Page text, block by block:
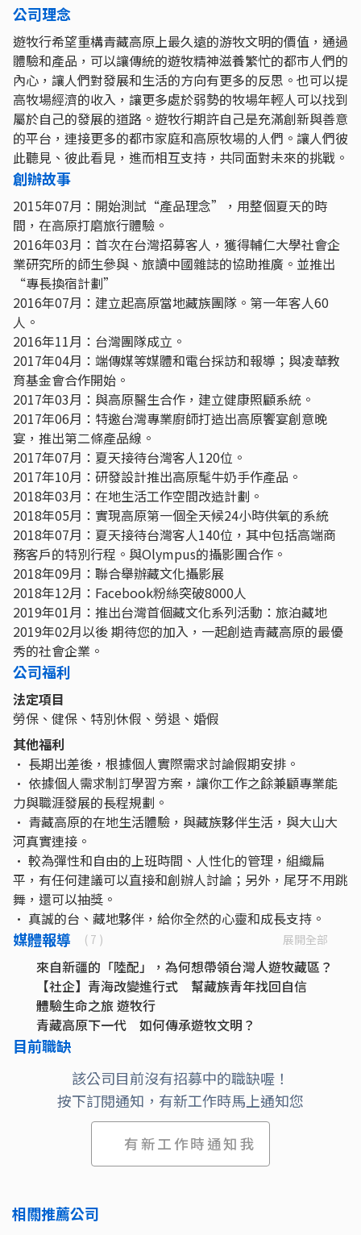
公司理念
遊牧行希望重構青藏高原上最久遠的游牧文明的價值，通過
體驗和產品，可以讓傳統的遊牧精神滋養繁忙的都市人們的
內心，讓人們對發展和生活的方向有更多的反思。也可以提
高牧場經濟的收入，讓更多處於弱勢的牧場年輕人可以找到
屬於自己的發展的道路。遊牧行期許自己是充滿創新與善意
的平台，連接更多的都市家庭和高原牧場的人們。讓人們彼
此聽見、彼此看見，進而相互支持，共同面對未來的挑戰。
創辦故事
2015年07月：開始測試“產品理念”，用整個夏天的時
間，在高原打磨旅行體驗。
2016年03月：首次在台灣招募客人，獲得輔仁大學社會企
業研究所的師生參與、旅讀中國雜誌的協助推廣。並推出
“專長換宿計劃”
2016年07月：建立起高原當地藏族團隊。第一年客人60
人。
2016年11月：台灣團隊成立。
2017年04月：端傳媒等媒體和電台採訪和報導；與凌華教
育基金會合作開始。
2017年03月：與高原醫生合作，建立健康照顧系統。
2017年06月：特邀台灣專業廚師打造出高原饗宴創意晚
宴，推出第二條產品線。
2017年07月：夏天接待台灣客人120位。
2017年10月：研發設計推出高原髦牛奶手作產品。
2018年03月：在地生活工作空間改造計劃。
2018年05月：實現高原第一個全天候24小時供氧的系統
2018年07月：夏天接待台灣客人140位，其中包括高端商
務客戶的特別行程。與Olympus的攝影團合作。
2018年09月：聯合舉辦藏文化攝影展
2018年12月：Facebook粉絲突破8000人
2019年01月：推出台灣首個藏文化系列活動：旅泊藏地
2019年02月以後 期待您的加入，一起創造青藏高原的最優
秀的社會企業。
公司福利
法定項目
勞保、健保、特別休假、勞退、婚假
其他福利
· 長期出差後，根據個人實際需求討論假期安排。
· 依據個人需求制訂學習方案，讓你工作之餘兼顧專業能
力與職涯發展的長程規劃。
· 青藏高原的在地生活體驗，與藏族夥伴生活，與大山大
河真實連接。
· 較為彈性和自由的上班時間、人性化的管理，組織扁
平，有任何建議可以直接和創辦人討論；另外，尾牙不用跳
舞，還可以抽獎。
· 真誠的台、藏地夥伴，給你全然的心靈和成長支持。
媒體報導 ( 7 ) 展開全部
來自新疆的「陸配」，為何想帶領台灣人遊牧藏區？
【社企】青海改變進行式 幫藏族青年找回自信
體驗生命之旅 遊牧行
青藏高原下一代 如何傳承遊牧文明？
【100種女生】14歲離家飄泊後回鄉：現代藏族女生因
深度參與遊牧行 了解樂天與知足
蔻蔻早餐 青康藏深度文化旅行
目前職缺
該公司目前沒有招募中的職缺喔！
按下訂閱通知，有新工作時馬上通知您
有新工作時通知我
相關推薦公司